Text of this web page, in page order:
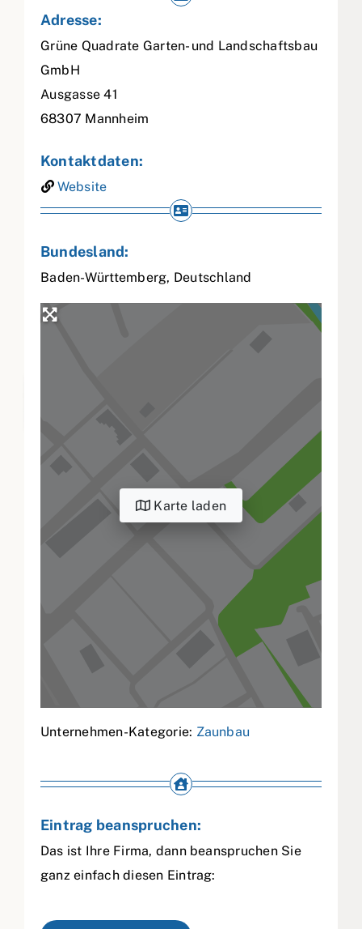
Adresse:
Grüne Quadrate Garten- und Landschaftsbau
GmbH
Ausgasse 41
68307 Mannheim
Kontaktdaten:
Website
Bundesland:
Baden-Württemberg, Deutschland
Karte laden
Unternehmen-Kategorie: Zaunbau
Eintrag beanspruchen:
Das ist Ihre Firma, dann beanspruchen Sie
ganz einfach diesen Eintrag: